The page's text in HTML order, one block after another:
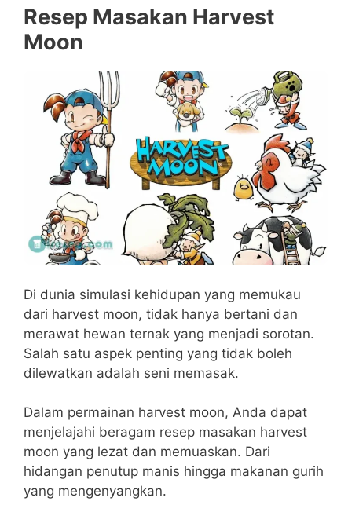
Resep Masakan Harvest
Moon
Di dunia simulasi kehidupan yang memukau
dari harvest moon, tidak hanya bertani dan
merawat hewan ternak yang menjadi sorotan.
Salah satu aspek penting yang tidak boleh
dilewatkan adalah seni memasak.
Dalam permainan harvest moon, Anda dapat
menjelajahi beragam resep masakan harvest
moon yang lezat dan memuaskan. Dari
hidangan penutup manis hingga makanan gurih
yang mengenyangkan.